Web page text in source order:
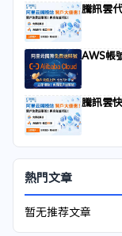
騰訊雲
AWS帳
騰訊雲
熱門文章
暂无推荐文章